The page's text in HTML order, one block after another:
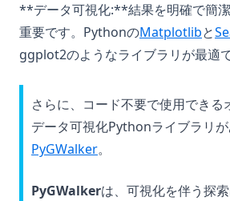
**データ可視化:**結果を明確で簡
重要です。PythonのMatplotlibと
ggplot2のようなライブラリが最適で
さらに、コード不要で使用できる
データ可視化Pythonライブラリが
PyGWalker(opens in a new tab)
。
PyGWalkerは、可視化を伴う探